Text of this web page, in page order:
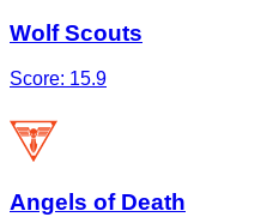
Wolf Scouts
Score: 15.9
Angels of Death